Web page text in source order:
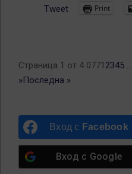
Tweet Print
Страница 1 от 4 0771 2345 ...
»Последна »
Вход с Facebook
Вход с Google